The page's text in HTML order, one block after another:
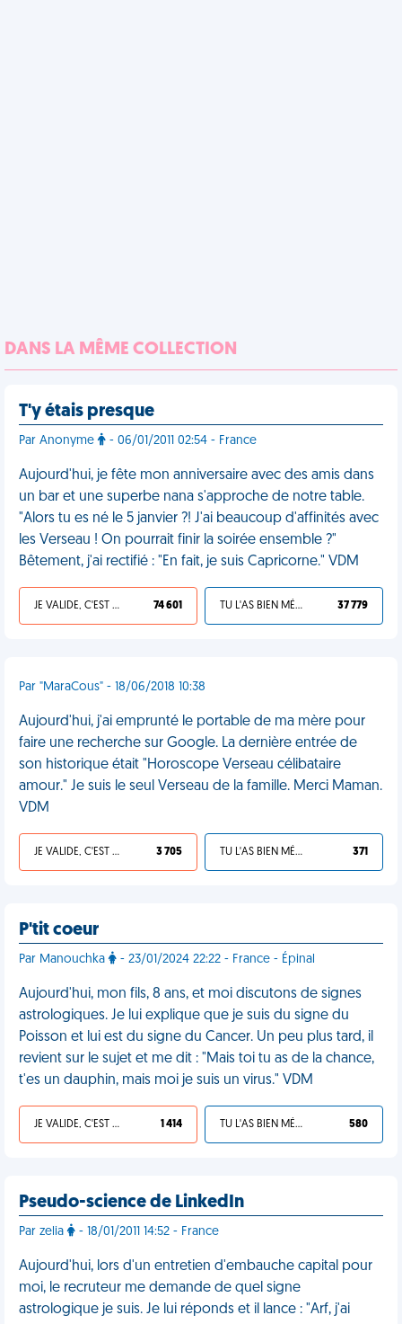
DANS LA MÊME COLLECTION
T'y étais presque
Par Anonyme - 06/01/2011 02:54 - France
Aujourd'hui, je fête mon anniversaire avec des amis dans
un bar et une superbe nana s'approche de notre table.
"Alors tu es né le 5 janvier ?! J'ai beaucoup d'affinités avec
les Verseau ! On pourrait finir la soirée ensemble ?"
Bêtement, j'ai rectifié : "En fait, je suis Capricorne." VDM
JE VALIDE, C'EST UNE VDM 74 601 TU L'AS BIEN MÉRITÉ 37 779
Par "MaraCous" - 18/06/2018 10:38
Aujourd'hui, j'ai emprunté le portable de ma mère pour
faire une recherche sur Google. La dernière entrée de
son historique était "Horoscope Verseau célibataire
amour." Je suis le seul Verseau de la famille. Merci Maman.
VDM
JE VALIDE, C'EST UNE VDM 3 705 TU L'AS BIEN MÉRITÉ 371
P'tit coeur
Par Manouchka - 23/01/2024 22:22 - France - Épinal
Aujourd'hui, mon fils, 8 ans, et moi discutons de signes
astrologiques. Je lui explique que je suis du signe du
Poisson et lui est du signe du Cancer. Un peu plus tard, il
revient sur le sujet et me dit : "Mais toi tu as de la chance,
t'es un dauphin, mais moi je suis un virus." VDM
JE VALIDE, C'EST UNE VDM 1 414 TU L'AS BIEN MÉRITÉ 580
Pseudo-science de LinkedIn
Par zelia - 18/01/2011 14:52 - France
Aujourd'hui, lors d'un entretien d'embauche capital pour
moi, le recruteur me demande de quel signe
astrologique je suis. Je lui réponds et il lance : "Arf, j'ai